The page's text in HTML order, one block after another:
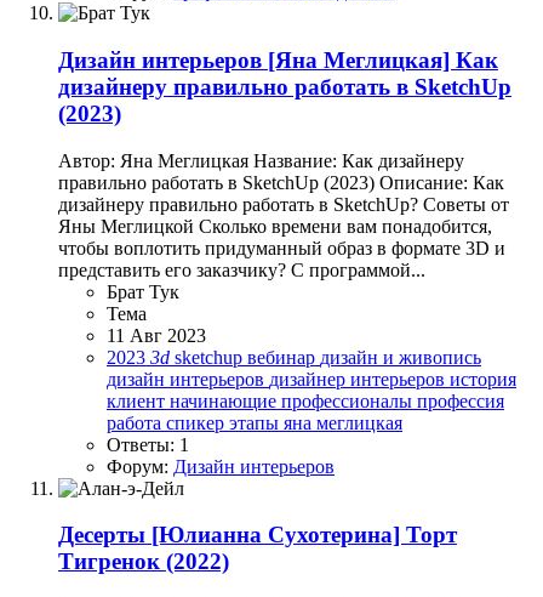
Дизайн интерьеров [Яна Меглицкая] Как
дизайнеру правильно работать в SketchUp
(2023)
Автор: Яна Меглицкая Название: Как дизайнеру
правильно работать в SketchUp (2023) Описание: Как
дизайнеру правильно работать в SketchUp? Советы от
Яны Меглицкой Сколько времени вам понадобится,
чтобы воплотить придуманный образ в формате 3D и
представить его заказчику? С программой...
Брат Тук
Тема
11 Авг 2023
2023 3d sketchup вебинар дизайн и живопись
дизайн интерьеров дизайнер интерьеров история
клиент начинающие профессионалы профессия
работа спикер этапы яна меглицкая
Ответы: 1
Форум: Дизайн интерьеров
Десерты [Юлианна Сухотерина] Торт
Тигренок (2022)